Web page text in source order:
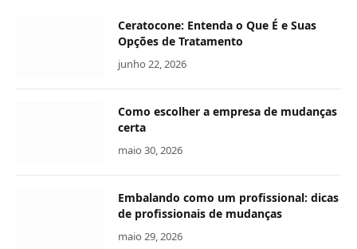
Ceratocone: Entenda o Que É e Suas
Opções de Tratamento
junho 22, 2026
Como escolher a empresa de mudanças
certa
maio 30, 2026
Embalando como um profissional: dicas
de profissionais de mudanças
maio 29, 2026